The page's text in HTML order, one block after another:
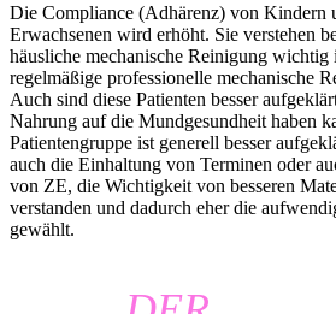
Die Compliance (Adhärenz) von Kindern
Erwachsenen wird erhöht. Sie verstehen
häusliche mechanische Reinigung wichtig
regelmäßige professionelle mechanische
Auch sind diese Patienten besser
Nahrung auf die Mundgesundheit haben
Patientengruppe ist generell besser
auch die Einhaltung von Terminen oder
von ZE, die Wichtigkeit von besseren
verstanden und dadurch eher die
gewählt.